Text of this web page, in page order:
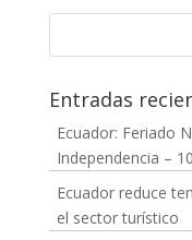
Entradas
Ecuador: Feriado
Independencia –
Ecuador reduce
el sector turístico